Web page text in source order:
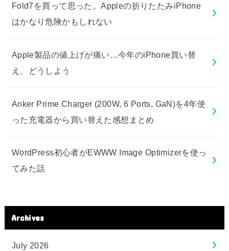
Fold7を買って思った。Appleの折りたたみiPhone
はかなり危険かもしれない
Apple製品の値上げが痛い…今年のiPhone買い替
え、どうしよう
Anker Prime Charger (200W, 6 Ports, GaN)を4年使
った充電器から買い替えた感想まとめ
WordPress初心者がEWWW Image Optimizerを使っ
てみた話
Archives
July 2026